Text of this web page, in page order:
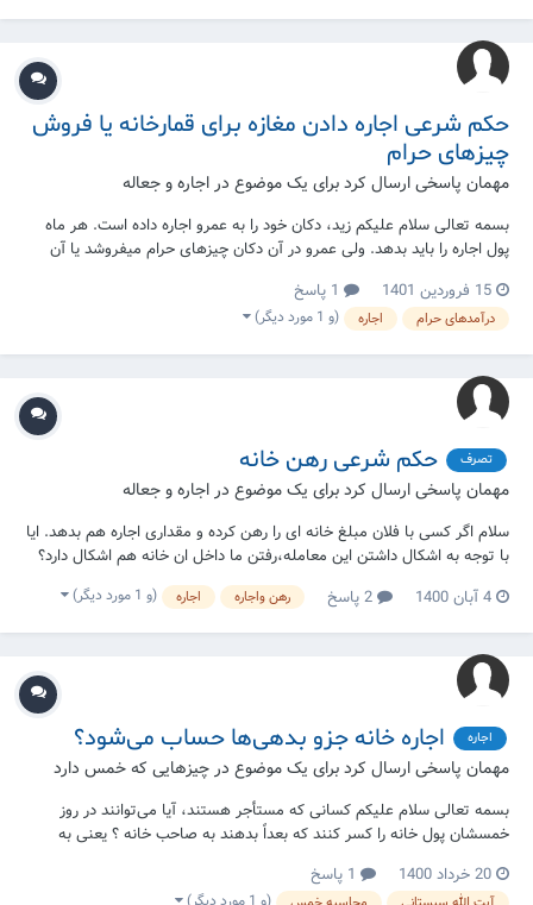
از سوال فقط...
حکم شرعی اجاره دادن مغازه برای قمارخانه یا فروش
چیزهای حرام
مهمان پاسخی ارسال کرد برای یک موضوع دراجاره و جعاله
بسمه تعالی سلام علیکم زید، دکان خود را به عمرو اجاره داده است. هر ماه
پول اجاره را باید بدهد. ولی عمرو در آن دکان چیزهای حرام میفروشد یا آن
چیست ؟ وظیفه اش چیست ؟
15 فروردین 1401
درآمدهای حرام اجاره (و 1 مورد دیگر)
تصرف حکم شرعی رهن خانه
مهمان پاسخی ارسال کرد برای یک موضوع در اجاره و جعاله
سلام اگر کسی با فلان مبلغ خانه ای را رهن کرده و مقداری اجاره هم بدهد. ایا
با توجه به اشکال داشتن این معامله،رفتن ما داخل ان خانه هم اشکال دارد؟
4 آبان 1400
رهن واجاره اجاره (و 1 مورد دیگر)
اجاره اجاره خانه جزو بدهی‌ها حساب می‌شود؟
مهمان پاسخی ارسال کرد برای یک موضوع در چیزهایی که خمس دارد
بسمه تعالی سلام علیکم کسانی که مستأجر هستند، آیا می‌توانند در روز
خمسشان پول خانه را کسر کنند که بعداً بدهند به صاحب خانه ؟ یعنی به
20 خرداد 1400